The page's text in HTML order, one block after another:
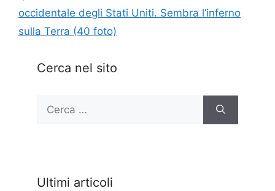
occidentale degli Stati Uniti. Sembra l’inferno
sulla Terra (40 foto)
Cerca nel sito
Ricerca
Ultimi articoli